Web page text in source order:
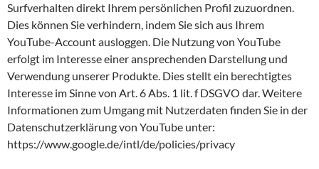
Surfverhalten direkt Ihrem persönlichen Profil zuzuordnen.
Dies können Sie verhindern, indem Sie sich aus Ihrem
YouTube-Account ausloggen. Die Nutzung von YouTube
erfolgt im Interesse einer ansprechenden Darstellung und
Verwendung unserer Produkte. Dies stellt ein berechtigtes
Interesse im Sinne von Art. 6 Abs. 1 lit. f DSGVO dar. Weitere
Informationen zum Umgang mit Nutzerdaten finden Sie in der
Datenschutzerklärung von YouTube unter:
https://www.google.de/intl/de/policies/privacy